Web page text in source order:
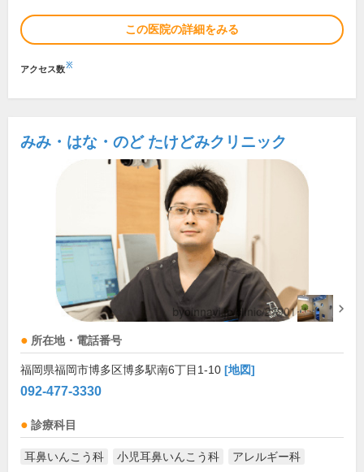
この医院の詳細をみる
アクセス数※
みみ・はな・のど たけどみクリニック
所在地・電話番号
福岡県福岡市博多区博多駅南6丁目1-10 [地図]
092-477-3330
診療科目
耳鼻いんこう科 小児耳鼻いんこう科 アレルギー科